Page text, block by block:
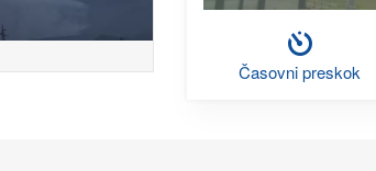
Časovni preskok